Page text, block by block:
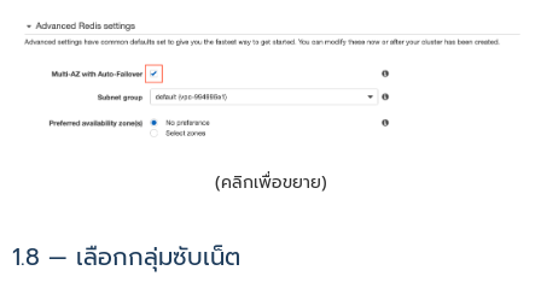
(คลิกเพื่อขยาย)
1.8 — เลือกกลุ่มซับเน็ต